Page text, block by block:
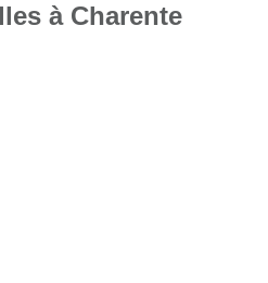
à Charente